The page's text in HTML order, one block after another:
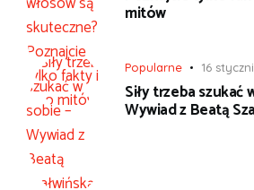
mitów
Popularne 16
Siły trzeba szukać
Wywiad z Beatą